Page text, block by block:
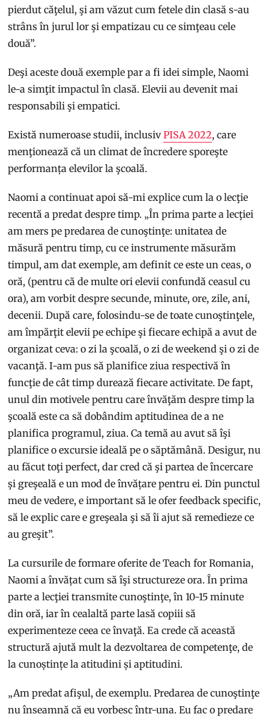
pierdut căţelul, şi am văzut cum fetele din clasă s-au
strâns în jurul lor şi empatizau cu ce simţeau cele
două”.
Deşi aceste două exemple par a fi idei simple, Naomi
le-a simţit impactul în clasă. Elevii au devenit mai
responsabili şi empatici.
Există numeroase studii, inclusivPISA 2022, care
menţionează că un climat de încredere sporeşte
performanța elevilor la şcoală.
Naomi a continuat apoi să-mi explice cum la o lecţie
recentă a predat despre timp. „În prima parte a lecţiei
am mers pe predarea de cunoştinţe: unitatea de
măsură pentru timp, cu ce instrumente măsurăm
timpul, am dat exemple, am definit ce este un ceas, o
oră, (pentru că de multe ori elevii confundă ceasul cu
ora), am vorbit despre secunde, minute, ore, zile, ani,
decenii. După care, folosindu-se de toate cunoştinţele,
am împărţit elevii pe echipe şi fiecare echipă a avut de
organizat ceva: o zi la şcoală, o zi de weekend şi o zi de
vacanţă. I-am pus să planifice ziua respectivă în
funcţie de cât timp durează fiecare activitate. De fapt,
unul din motivele pentru care învăţăm despre timp la
şcoală este ca să dobândim aptitudinea de a ne
planifica programul, ziua. Ca temă au avut să îşi
planifice o excursie ideală pe o săptămână. Desigur, nu
au făcut toţi perfect, dar cred că şi partea de încercare
şi greşeală e un mod de învățare pentru ei. Din punctul
meu de vedere, e important să le ofer feedback specific,
să le explic care e greşeala şi să îi ajut să remedieze ce
au greşit”.
La cursurile de formare oferite de Teach for Romania,
Naomi a învățat cum să îşi structureze ora. În prima
parte a lecţiei transmite cunoştinţe, în 10-15 minute
din oră, iar în cealaltă parte lasă copiii să
experimenteze ceea ce învaţă. Ea crede că această
structură ajută mult la dezvoltarea de competenţe, de
la cunoștințe la atitudini și aptitudini.
„Am predat afişul, de exemplu. Predarea de cunoştinţe
nu înseamnă că eu vorbesc într-una. Eu fac o predare